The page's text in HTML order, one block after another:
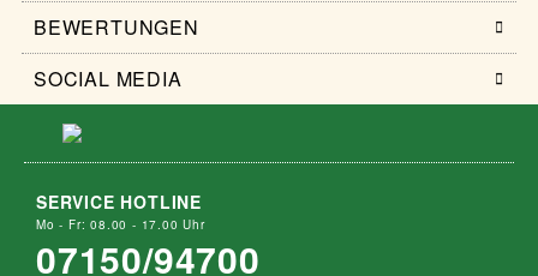
BEWERTUNGEN
SOCIAL MEDIA
SERVICE HOTLINE
Mo - Fr: 08.00 - 17.00 Uhr
07150/94700